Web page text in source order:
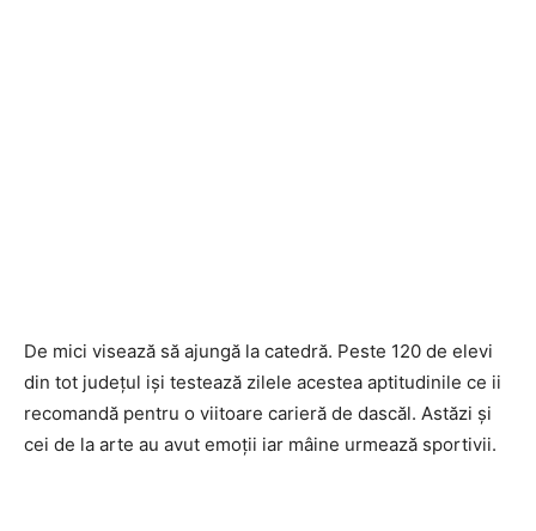
De mici visează să ajungă la catedră. Peste 120 de elevi
din tot județul iși testează zilele acestea aptitudinile ce ii
recomandă pentru o viitoare carieră de dascăl. Astăzi și
cei de la arte au avut emoții iar mâine urmează sportivii.